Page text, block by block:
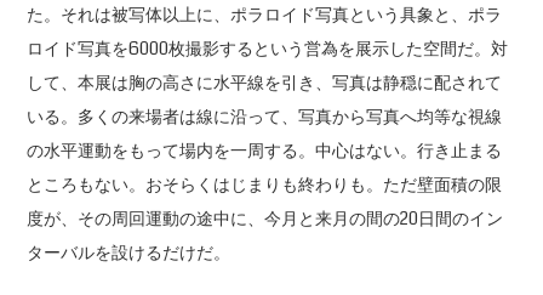
た。それは被写体以上に、ポラロイド写真という具象と、ポラ
ロイド写真を6000枚撮影するという営為を展示した空間だ。対
して、本展は胸の高さに水平線を引き、写真は静穏に配されて
いる。多くの来場者は線に沿って、写真から写真へ均等な視線
の水平運動をもって場内を一周する。中心はない。行き止まる
ところもない。おそらくはじまりも終わりも。ただ壁面積の限
度が、その周回運動の途中に、今月と来月の間の20日間のイン
ターバルを設けるだけだ。